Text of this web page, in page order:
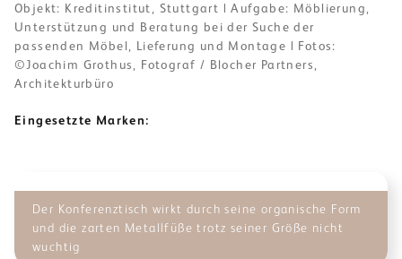
Objekt: Kreditinstitut, Stuttgart | Aufgabe: Möblierung,
Unterstützung und Beratung bei der Suche der
passenden Möbel, Lieferung und Montage | Fotos:
©Joachim Grothus, Fotograf / Blocher Partners,
Architekturbüro
Eingesetzte Marken:
Der Konferenztisch wirkt durch seine organische Form
und die zarten Metallfüße trotz seiner Größe nicht
wuchtig